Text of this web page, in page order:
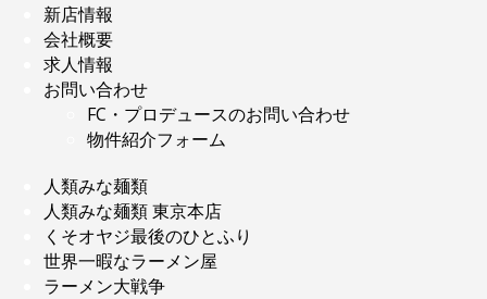
新店情報
会社概要
求人情報
お問い合わせ
FC・プロデュースのお問い合わせ
物件紹介フォーム
人類みな麺類
人類みな麺類 東京本店
くそオヤジ最後のひとふり
世界一暇なラーメン屋
ラーメン大戦争